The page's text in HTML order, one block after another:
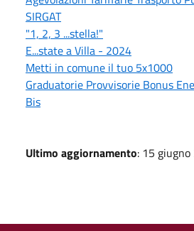
SIRGAT
"1, 2, 3 ...stella!"
E...state a Villa - 2024
Metti in comune il tuo 5x1000
Graduatorie Provvisorie Bonus
Bis
Ultimo aggiornamento: 15